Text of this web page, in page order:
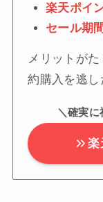
楽天ポイ
セール期
メリットが
約購入を逃
＼確実
楽